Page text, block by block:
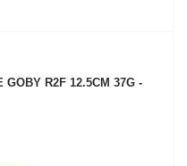
GOBY R2F 12.5CM 37G -